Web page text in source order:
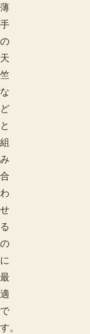
薄
手
の
天
竺
な
ど
と
組
み
合
わ
せ
る
の
に
最
適
で
す。